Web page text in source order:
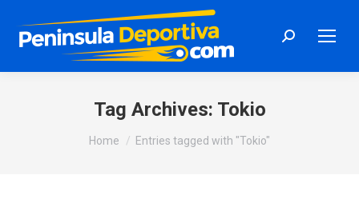
Search:
Tag Archives: Tokio
You are here:
Home Entries tagged with "Tokio"